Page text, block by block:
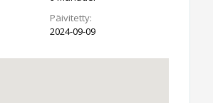
Päivitetty:
2024-09-09